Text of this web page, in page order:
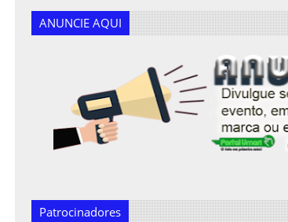
ANUNCIE AQUI
Patrocinadores